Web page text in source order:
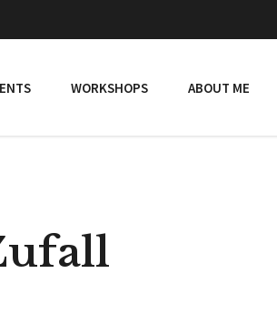
WORKSHOPS ABOUT ME